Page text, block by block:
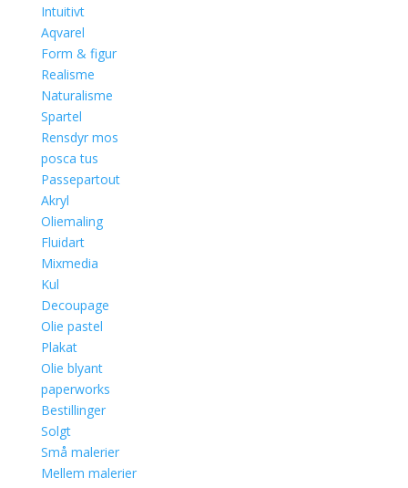
Intuitivt
Aqvarel
Form & figur
Realisme
Naturalisme
Spartel
Rensdyr mos
posca tus
Passepartout
Akryl
Oliemaling
Fluidart
Mixmedia
Kul
Decoupage
Olie pastel
Plakat
Olie blyant
paperworks
Bestillinger
Solgt
Små malerier
Mellem malerier